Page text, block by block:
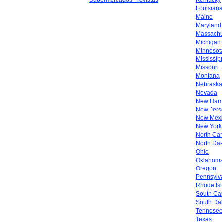
Louisiana
Maine
Maryland
Michigan
Missouri
Montana
Nebraska
Nevada
New
New
New
New York
North
North
Ohio
Oregon
Rhode
South
South
Tennesee
Texas